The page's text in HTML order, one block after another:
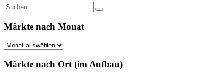
Suchen
nach:
Suchen
Märkte nach Monat
Märkte
Monat
Märkte nach Ort (im Aufbau)